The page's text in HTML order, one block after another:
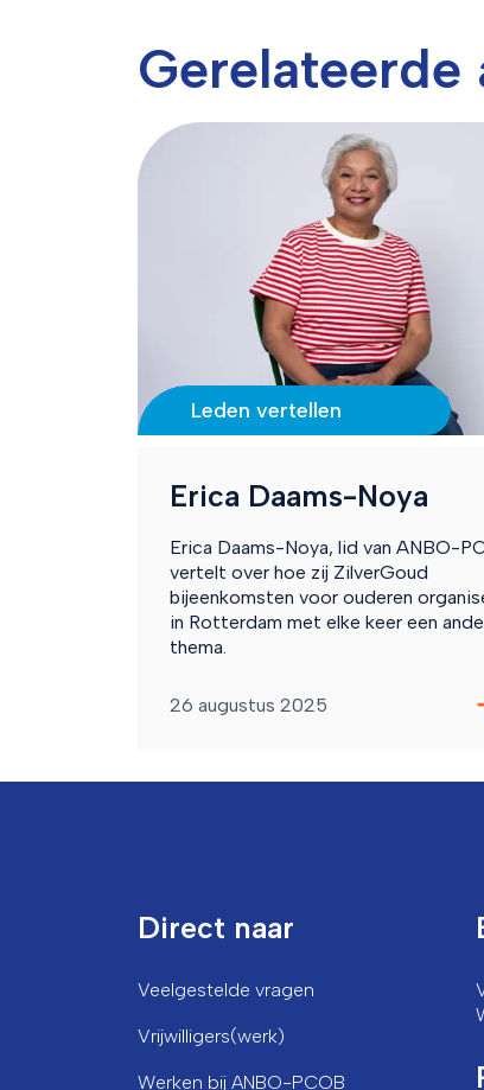
Gerelateerde
Leden vertellen
Erica Daams-Noya
Erica Daams-Noya, lid van ANBO-
vertelt over hoe zij ZilverGoud
bijeenkomsten voor ouderen
in Rotterdam met elke keer een
thema.
26 augustus 2025
Direct naar
Veelgestelde vragen
Vrijwilligers(werk)
Werken bij ANBO-PCOB